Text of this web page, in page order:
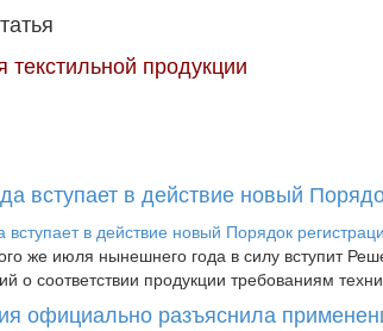
продукции
вступает в действие новый
же июля нынешнего года в силу вступит
о соответствии продукции требованиям
официально разъяснила